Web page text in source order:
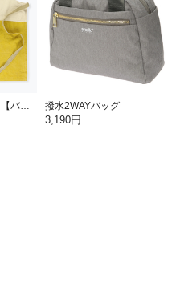
パッカブルエプロン【バナナ】 撥水2WAYバッグ
3,190円